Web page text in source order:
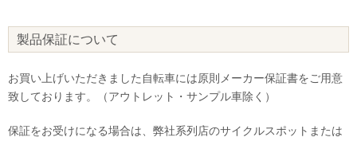
製品保証について
お買い上げいただきました自転車には原則メーカー保証書をご用意
致しております。（アウトレット・サンプル車除く）
保証をお受けになる場合は、弊社系列店のサイクルスポットまたは